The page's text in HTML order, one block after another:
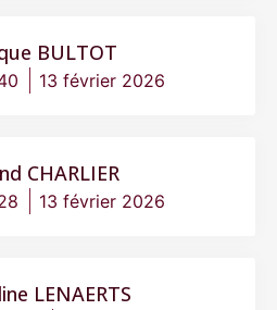
BULTOT
13 février 2026
CHARLIER
13 février 2026
LENAERTS